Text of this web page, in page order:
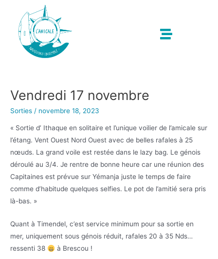
Vendredi 17 novembre
Sorties / novembre 18, 2023
« Sortie d’ Ithaque en solitaire et l’unique voilier de l’amicale sur
l’étang. Vent Ouest Nord Ouest avec de belles rafales à 25
nœuds. La grand voile est restée dans le lazy bag. Le génois
déroulé au 3/4. Je rentre de bonne heure car une réunion des
Capitaines est prévue sur Yémanja juste le temps de faire
comme d’habitude quelques selfies. Le pot de l’amitié sera pris
là-bas. »
Quant à Timendel, c’est service minimum pour sa sortie en
mer, uniquement sous génois réduit, rafales 20 à 35 Nds…
ressenti 38
à Brescou !